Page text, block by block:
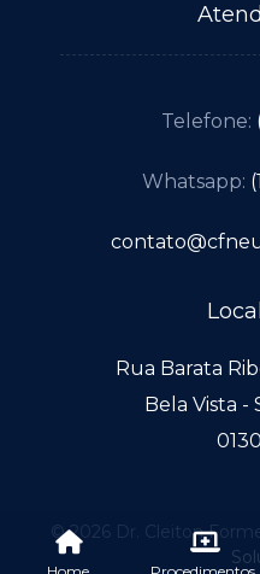
Telefone:
Whatsapp:
Rua Barata
Bela Vista -
© 2026 Dr. Cleiton